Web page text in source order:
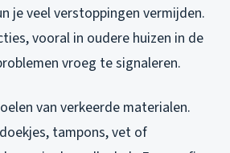
je veel verstoppingen vermijden.
vooral in oudere huizen in de
vroeg te signaleren.
van verkeerde materialen.
tampons, vet of